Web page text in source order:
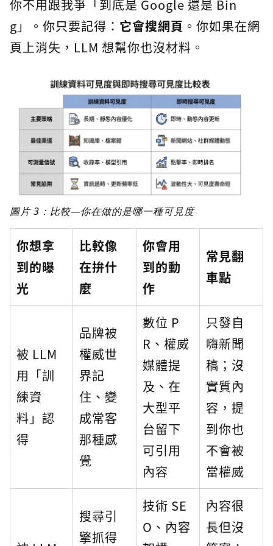
你不用跟我爭「到底是 Google 還是 Bin
g」。你只要記得： 它會搜網頁 。你如果在網
頁上消失，LLM 想幫你也沒材料。
圖片 3：比較—你在做的是哪一種可見度
你想拿
到的曝
光
比較像
在拚什
麼
你會用
到的動
作
常見翻
車點
被 LLM
用「訓
練資
料」認
得
品牌被
權威世
界記
住、變
成常客
那種感
覺
數位 P
R、權威
媒體提
及、在
大型平
台留下
可引用
內容
只發自
嗨新聞
稿；沒
實質內
容，提
到你也
不會被
當權威
搜尋引
擎抓得
技術 SE
O、內容
內容很
長但沒